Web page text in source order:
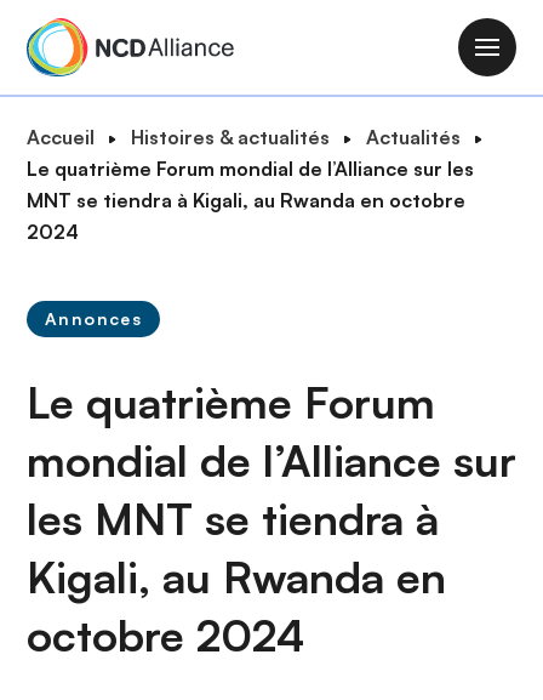
M
a
n
n
F
i
l
d
r
a
n
e
Accueil Histoires & actualités
Actualités
Le quatrième Forum mondial de l’Alliance sur les
MNT se tiendra à Kigali, au Rwanda en octobre
2024
Annonces
Le quatrième Forum
mondial de l’Alliance sur
les MNT se tiendra à
Kigali, au Rwanda en
octobre 2024